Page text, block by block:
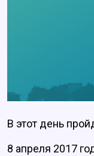
В этот день
8 апреля 2017